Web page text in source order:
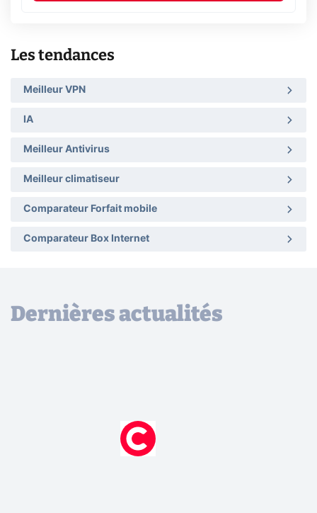
Les tendances
Meilleur VPN
IA
Meilleur Antivirus
Meilleur climatiseur
Comparateur Forfait mobile
Comparateur Box Internet
Dernières actualités